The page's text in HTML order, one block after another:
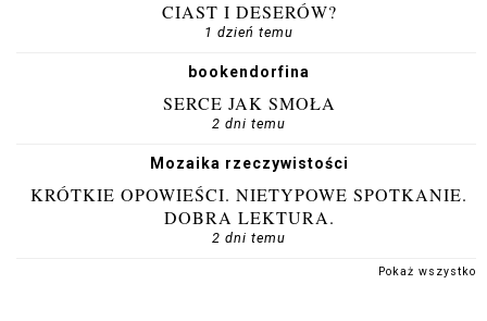
CIAST I DESERÓW?
1 dzień temu
bookendorfina
SERCE JAK SMOŁA
2 dni temu
Mozaika rzeczywistości
KRÓTKIE OPOWIEŚCI. NIETYPOWE SPOTKANIE.
DOBRA LEKTURA.
2 dni temu
Pokaż wszystko